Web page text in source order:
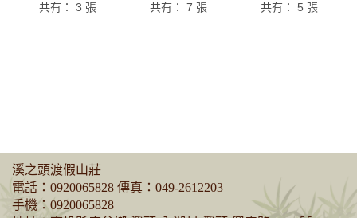
共有： 3 張 共有： 7 張 共有： 5 張
溪之頭渡假山莊
電話： 0920065828 傳真：049-2612203
手機： 0920065828